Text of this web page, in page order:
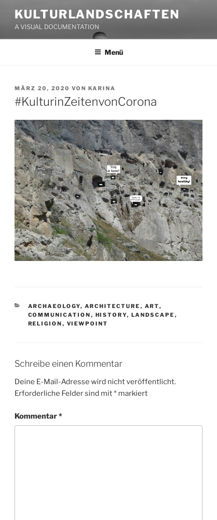
Inhalt
springen
KULTURLANDSCHAFTEN
A VISUAL DOCUMENTATION
Menü
VERÖFFENTLICHT
AM
MÄRZ 20, 2020 VON KARINA
#KulturinZeitenvonCorona
KATEGORIEN
ARCHAEOLOGY, ARCHITECTURE , ART,
COMMUNICATION , HISTORY, LANDSCAPE ,
RELIGION , VIEWPOINT
Schreibe einen Kommentar
Deine E-Mail-Adresse wird nicht veröffentlicht.
Erforderliche Felder sind mit* markiert
Kommentar*